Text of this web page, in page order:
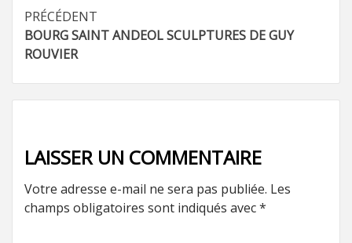
Navigation
d’article
PRÉCÉDENT
BOURG SAINT ANDEOL SCULPTURES DE GUY
ROUVIER
LAISSER UN COMMENTAIRE
Votre adresse e-mail ne sera pas publiée. Les
champs obligatoires sont indiqués avec*